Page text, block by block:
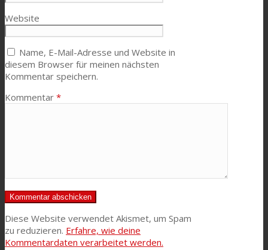
Website
Name, E-Mail-Adresse und Website in
diesem Browser für meinen nächsten
Kommentar speichern.
Kommentar *
Diese Website verwendet Akismet, um Spam
zu reduzieren. Erfahre, wie deine
Kommentardaten verarbeitet werden.